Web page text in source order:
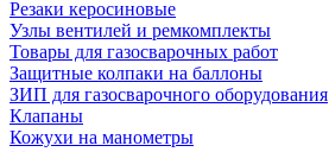
Резаки керосиновые
Узлы вентилей и ремкомплекты
Товары для газосварочных работ
Защитные колпаки на баллоны
ЗИП для газосварочного оборудования
Клапаны
Кожухи на манометры